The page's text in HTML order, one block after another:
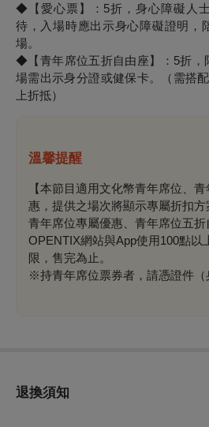
◆【愛心票】：5折，身心障礙人
待，入場時應出示身心障礙證明，
場。
◆【青年席位五折自由座】：5折，
場需出示身分證或健保卡。（需搭
上折抵）
溫馨提醒
【本節目適用文化幣青年席位、
惠，提供之場次將顯示專屬折扣方
青年席位專屬優惠、青年席位五折
OPENTIX網站與App使用100點以
限，售完為止。
※持青年席位票券者，請憑證件
退換須知